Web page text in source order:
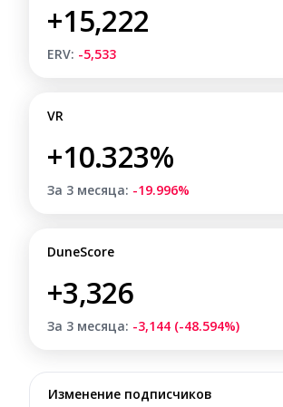
+15,222
ERV: -5,533
VR
+10.323%
За 3 месяца: -19.996%
DuneScore
+3,326
За 3 месяца: -3,144 (-48.594%)
Изменение подписчиков